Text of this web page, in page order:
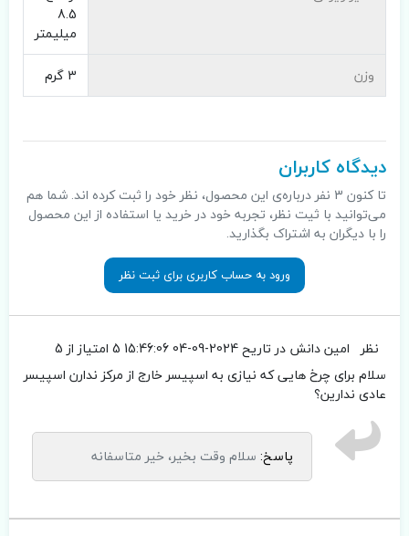
8.5
میلیمتر
وزن
3 گرم
دیدگاه کاربران
تا کنون 3 نفر درباره‌ی این محصول، نظر خود را ثبت کرده اند. شما هم
می‌توانید با ثیت نظر، تجربه خود در خرید یا استفاده از این محصول
را با دیگران به اشتراک بگذارید.
ورود به حساب کاربری برای ثبت نظر
نظر امین دانش در تاریح 2024-09-04 15:46:06
5 امتیاز از 5
سلام برای چرخ هایی که نیازی به اسپیسر خارج از مرکز ندارن اسپیسر
عادی ندارین؟
پاسخ: سلام وقت بخیر، خیر متاسفانه